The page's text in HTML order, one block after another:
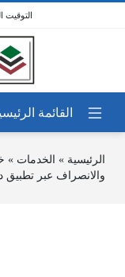
الرئيسية » الخدمات »
والانصراف عبر تطبيق